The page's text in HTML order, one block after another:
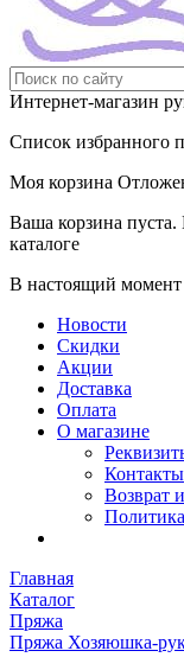
Интернет-магазин
Список избранного
Моя корзина
Ваша корзина
каталоге
В настоящий момент
Новости
Скидки
Акции
Доставка
Оплата
О магазине
Контакты
Возврат
Главная
Каталог
Пряжа
Пряжа Хозяюшка-